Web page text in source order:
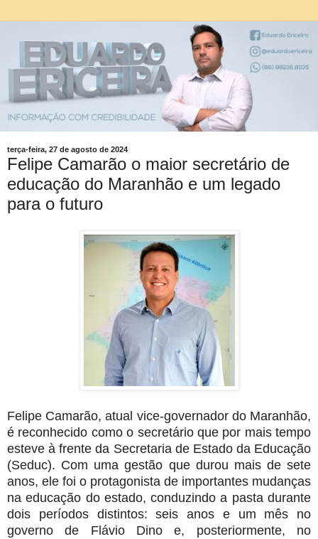
terça-feira, 27 de agosto de 2024
Felipe Camarão o maior secretário de
educação do Maranhão e um legado
para o futuro
Felipe Camarão, atual vice-governador do Maranhão,
é reconhecido como o secretário que por mais tempo
esteve à frente da Secretaria de Estado da Educação
(Seduc). Com uma gestão que durou mais de sete
anos, ele foi o protagonista de importantes mudanças
na educação do estado, conduzindo a pasta durante
dois períodos distintos: seis anos e um mês no
governo de Flávio Dino e, posteriormente, no